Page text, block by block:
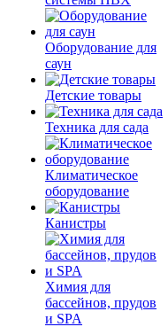
Оборудование для
саун
Детские товары
Техника для сада
Климатическое
оборудование
Канистры
Химия для
бассейнов, прудов
и SPA